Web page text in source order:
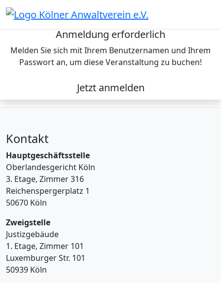
Skip
to
Anmeldung erforderlich
Melden Sie sich mit Ihrem Benutzernamen und Ihrem
Passwort an, um diese Veranstaltung zu buchen!
Jetzt anmelden
Kontakt
Hauptgeschäftsstelle
Oberlandesgericht Köln
3. Etage, Zimmer 316
Reichenspergerplatz 1
50670 Köln
Zweigstelle
Justizgebäude
1. Etage, Zimmer 101
Luxemburger Str. 101
50939 Köln